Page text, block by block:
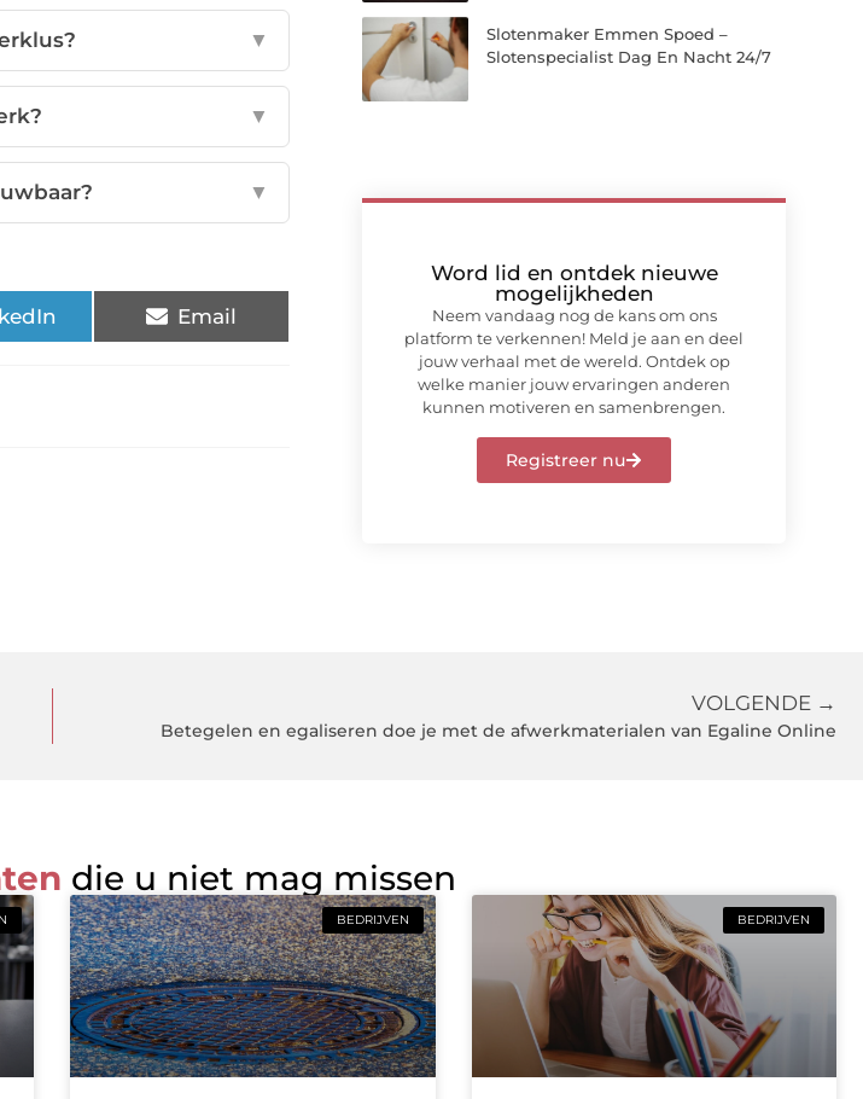
▼
▼
▼
Email
Slotenmaker Emmen Spoed –
Slotenspecialist Dag En Nacht 24/7
Word lid en ontdek nieuwe
mogelijkheden
Neem vandaag nog de kans om ons
platform te verkennen! Meld je aan en deel
jouw verhaal met de wereld. Ontdek op
welke manier jouw ervaringen anderen
kunnen motiveren en samenbrengen.
Registreer nu
VOLGENDE →
Betegelen en egaliseren doe je met de afwerkmaterialen van Egaline Online
die u niet mag missen
BEDRIJVEN BEDRIJVEN